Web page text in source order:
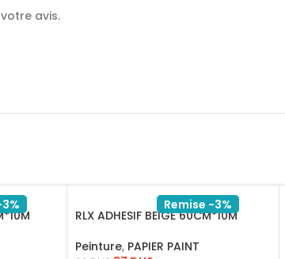
avis.
Remise -3%
RLX ADHESIF BEIGE 60CM*10M
Peinture, PAPIER PAINT